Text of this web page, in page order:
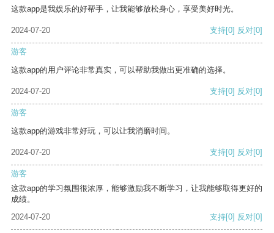
这款app是我娱乐的好帮手，让我能够放松身心，享受美好时光。
2024-07-20 支持[0] 反对[0]
游客
这款app的用户评论非常真实，可以帮助我做出更准确的选择。
2024-07-20 支持[0] 反对[0]
游客
这款app的游戏非常好玩，可以让我消磨时间。
2024-07-20 支持[0] 反对[0]
游客
这款app的学习氛围很浓厚，能够激励我不断学习，让我能够取得更好的
成绩。
2024-07-20
支持[0] 反对[0]